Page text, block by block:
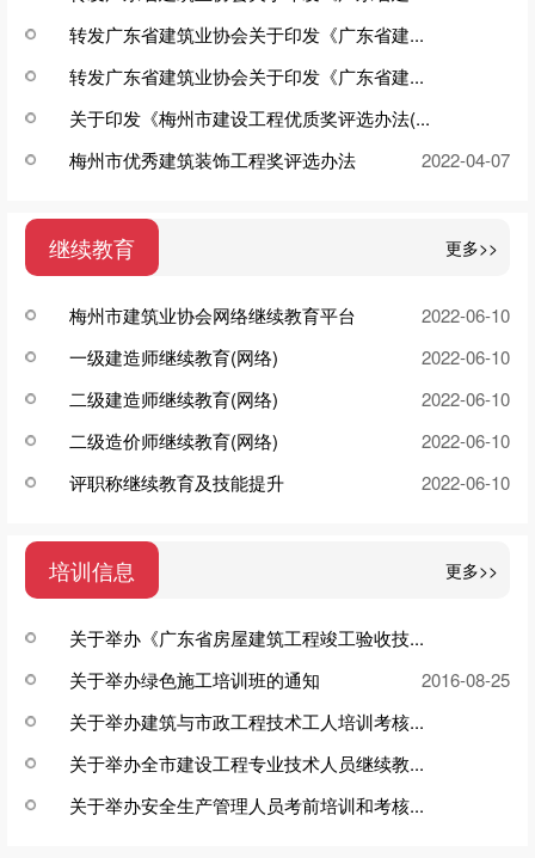
2025-05-19
转发广东省建筑业协会关于印发《广东省建...
2025-05-19
转发广东省建筑业协会关于印发《广东省建...
2025-05-19
关于印发《梅州市建设工程优质奖评选办法(...
2023-11-01
梅州市优秀建筑装饰工程奖评选办法 2022-04-07
继续教育 更多>>
梅州市建筑业协会网络继续教育平台
2022-06-10
一级建造师继续教育(网络)
2022-06-10
二级建造师继续教育(网络)
2022-06-10
二级造价师继续教育(网络)
2022-06-10
评职称继续教育及技能提升
2022-06-10
培训信息 更多>>
关于举办《广东省房屋建筑工程竣工验收技...
2017-01-10
关于举办绿色施工培训班的通知
2016-08-25
关于举办建筑与市政工程技术工人培训考核...
2015-08-11
关于举办全市建设工程专业技术人员继续教...
2015-07-13
关于举办安全生产管理人员考前培训和考核...